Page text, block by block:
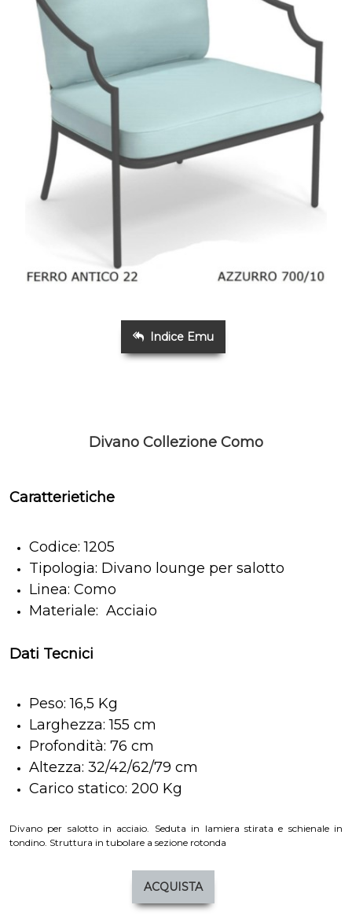
Indice Emu
Divano Collezione Como
Caratterietiche
Codice: 1205
Tipologia: Divano lounge per salotto
Linea: Como
Materiale: Acciaio
Dati Tecnici
Peso: 16,5 Kg
Larghezza: 155 cm
Profondità: 76 cm
Altezza: 32/42/62/79 cm
Carico statico: 200 Kg
Divano per salotto in acciaio. Seduta in lamiera stirata e schienale in
tondino. Struttura in tubolare a sezione rotonda
ACQUISTA